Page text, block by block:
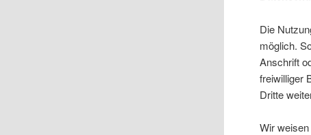
Die
möglich.
Anschrift
freiwilliger
Dritte
Wir